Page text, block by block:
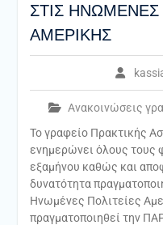
ΣΤΙΣ ΗΝΩΜΕΝΕΣ
ΑΜΕΡΙΚΗΣ
Ανακοινώσεις
Το γραφείο Πρακτικής
ενημερώνει όλους τους
εξαμήνου καθώς και
δυνατότητα
Ηνωμένες Πολιτείες
πραγματοποιηθεί την